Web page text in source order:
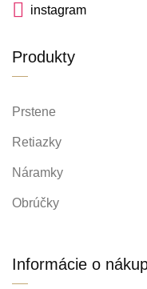
instagram
Produkty
Prstene
Retiazky
Náramky
Obrúčky
Informácie o